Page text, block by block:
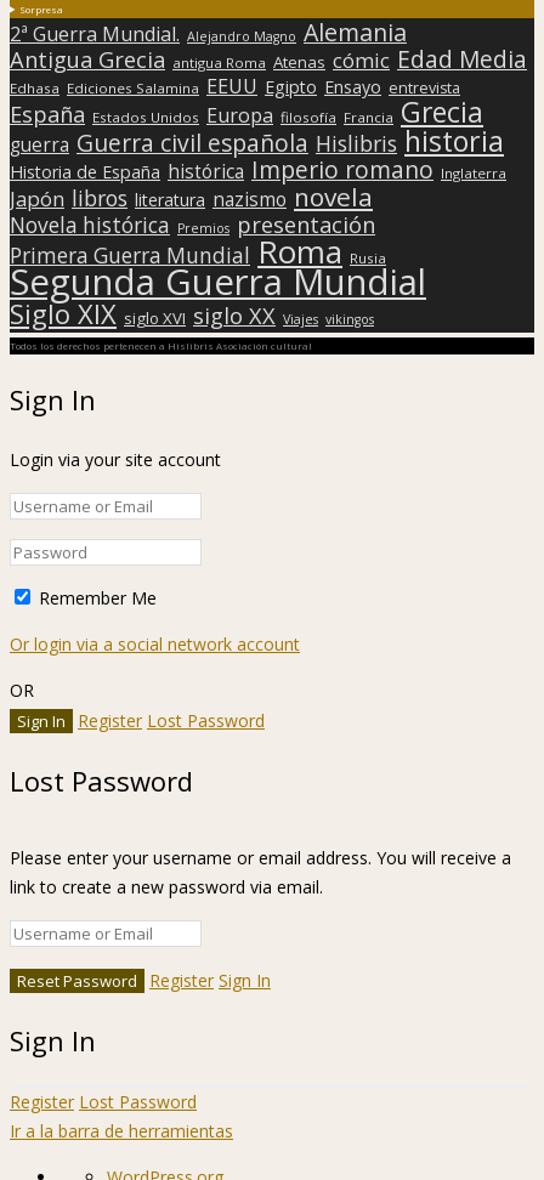
Sorpresa
2ª Guerra Mundial. Alejandro Magno Alemania
Antigua Grecia antigua Roma Atenas cómic Edad Media
Edhasa Ediciones Salamina EEUU Egipto Ensayo entrevista
España Estados Unidos Europa filosofía Francia Grecia
guerra Guerra civil española Hislibris historia
Historia de España histórica Imperio romano Inglaterra
Japón libros literatura nazismo novela
Novela histórica Premios presentación
Primera Guerra Mundial Roma Rusia
Segunda Guerra Mundial
Siglo XIX siglo XVI siglo XX Viajes vikingos
Todos los derechos pertenecen a Hislibris Asociación cultural
Sign In
Login via your site account
Remember Me
Or login via a social network account
OR
Register Lost Password
Lost Password
Please enter your username or email address. You will receive a
link to create a new password via email.
Register Sign In
Sign In
Register Lost Password
Ir a la barra de herramientas
Acerca